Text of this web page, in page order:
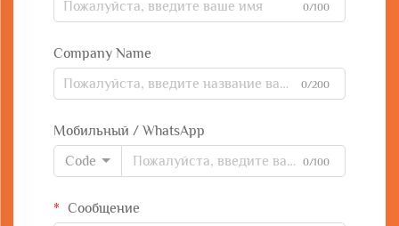
0/100
Company Name
0/200
Мобильный / WhatsApp
Code
0/100
Сообщение